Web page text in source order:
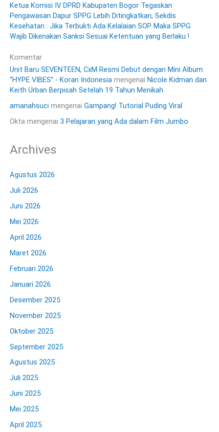
Ketua Komisi IV DPRD Kabupaten Bogor Tegaskan
Pengawasan Dapur SPPG Lebih Ditingkatkan, Sekdis
Kesehatan : Jika Terbukti Ada Kelalaian SOP Maka SPPG
Wajib Dikenakan Sanksi Sesuai Ketentuan yang Berlaku !
Komentar
Unit Baru SEVENTEEN, CxM Resmi Debut dengan Mini Album
“HYPE VIBES” - Koran Indonesia mengenai Nicole Kidman dan
Keith Urban Berpisah Setelah 19 Tahun Menikah
amanahsuci mengenai Gampang! Tutorial Puding Viral
Okta mengenai 3 Pelajaran yang Ada dalam Film Jumbo
Archives
Agustus 2026
Juli 2026
Juni 2026
Mei 2026
April 2026
Maret 2026
Februari 2026
Januari 2026
Desember 2025
November 2025
Oktober 2025
September 2025
Agustus 2025
Juli 2025
Juni 2025
Mei 2025
April 2025